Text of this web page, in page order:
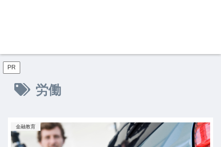
PR
労働
金融教育